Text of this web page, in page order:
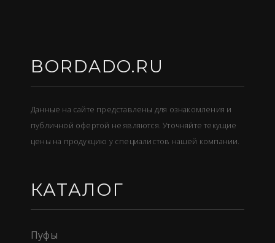
BORDADO.RU
Данные на сайте представлены для ознакомления и
публичной офертой не являются. Уточняйте текущие
цены на продукцию у специалистов нашей компании.
КАТАЛОГ
Пуфы